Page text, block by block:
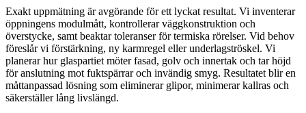
Exakt uppmätning är avgörande för ett lyckat resultat. Vi inventerar
öppningens modulmått, kontrollerar väggkonstruktion och
överstycke, samt beaktar toleranser för termiska rörelser. Vid behov
föreslår vi förstärkning, ny karmregel eller underlagströskel. Vi
planerar hur glaspartiet möter fasad, golv och innertak och tar höjd
för anslutning mot fuktspärrar och invändig smyg. Resultatet blir en
måttanpassad lösning som eliminerar glipor, minimerar kallras och
säkerställer lång livslängd.